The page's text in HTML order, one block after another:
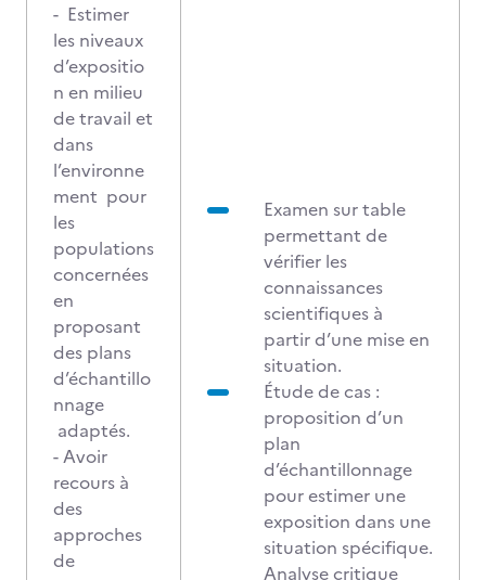
- Estimer
les niveaux
d’expositio
n en milieu
de travail et
dans
l’environne
ment pour
les
populations
concernées
en
proposant
des plans
d’échantillo
nnage
adaptés.
- Avoir
recours à
des
approches
de
Examen sur table
permettant de
vérifier les
connaissances
scientifiques à
partir d’une mise en
situation.
Étude de cas :
proposition d’un
plan
d’échantillonnage
pour estimer une
exposition dans une
situation spécifique.
Analyse critique